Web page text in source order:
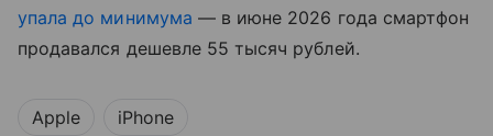
упала до минимума — в июне 2026 года смартфон
продавался дешевле 55 тысяч рублей.
Apple iPhone